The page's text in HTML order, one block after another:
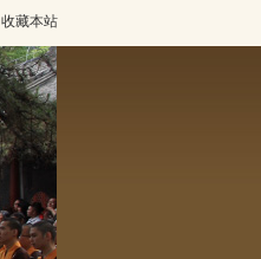
收藏本站